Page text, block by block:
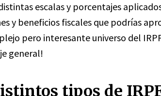
escalas y porcentajes
y beneficios fiscales que podrías
pero interesante universo del
general!
tipos de